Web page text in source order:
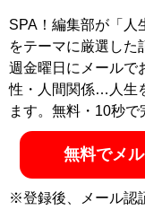
SPA！編集部が「人
をテーマに厳選した
週金曜日にメールで
性・人間関係…人生
ます。無料・10秒で
無料でメ
※登録後、メール認